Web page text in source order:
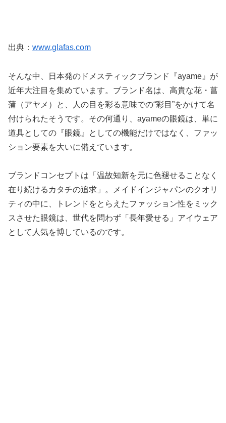
出典： www.glafas.com
そんな中、日本発のドメスティックブランド『ayame』が
近年大注目を集めています。ブランド名は、高貴な花・菖
蒲（アヤメ）と、人の目を彩る意味での“彩目”をかけて名
付けられたそうです。その何通り、ayameの眼鏡は、単に
道具としての『眼鏡』としての機能だけではなく、ファッ
ション要素を大いに備えています。
ブランドコンセプトは「温故知新を元に色褪せることなく
在り続けるカタチの追求」。メイドインジャパンのクオリ
ティの中に、トレンドをとらえたファッション性をミック
スさせた眼鏡は、世代を問わず「長年愛せる」アイウェア
として人気を博しているのです。